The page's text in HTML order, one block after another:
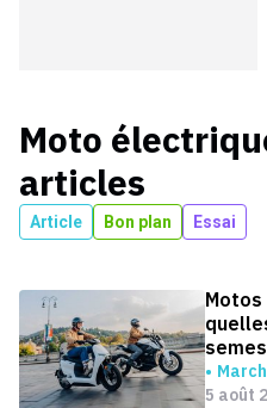
Moto
articles
Article Bon plan Essai
5 août